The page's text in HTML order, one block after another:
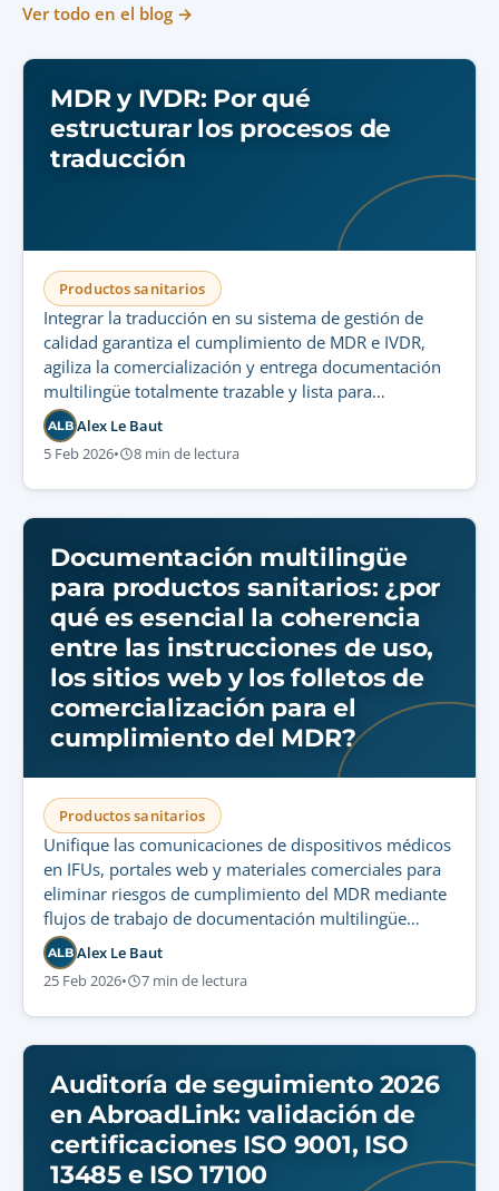
Ver todo en el blog →
MDR y IVDR: Por qué
estructurar los procesos de
traducción
Productos sanitarios
Integrar la traducción en su sistema de gestión de
calidad garantiza el cumplimiento de MDR e IVDR,
agiliza la comercialización y entrega documentación
multilingüe totalmente trazable y lista para
auditorías.
ALB Alex Le Baut
5 Feb 2026• 8 min de lectura
Documentación multilingüe
para productos sanitarios: ¿por
qué es esencial la coherencia
entre las instrucciones de uso,
los sitios web y los folletos de
comercialización para el
cumplimiento del MDR?
Productos sanitarios
Unifique las comunicaciones de dispositivos médicos
en IFUs, portales web y materiales comerciales para
eliminar riesgos de cumplimiento del MDR mediante
flujos de trabajo de documentación multilingüe
integrados y validación centralizada.
ALB Alex Le Baut
25 Feb 2026• 7 min de lectura
Auditoría de seguimiento 2026
en AbroadLink: validación de
certificaciones ISO 9001, ISO
13485 e ISO 17100